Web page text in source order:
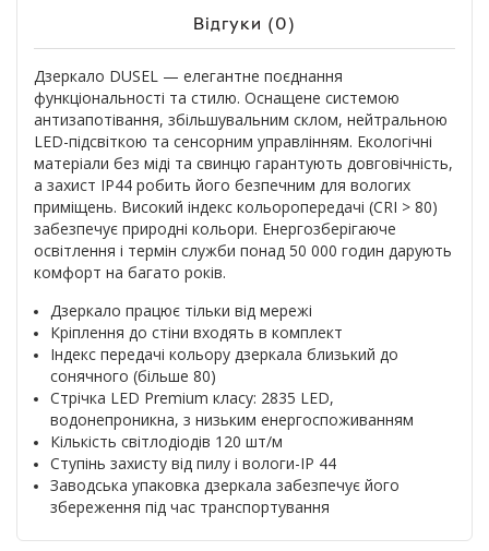
Відгуки (0)
Дзеркало DUSEL — елегантне поєднання
функціональності та стилю. Оснащене системою
антизапотівання, збільшувальним склом, нейтральною
LED-підсвіткою та сенсорним управлінням. Екологічні
матеріали без міді та свинцю гарантують довговічність,
а захист IP44 робить його безпечним для вологих
приміщень. Високий індекс кольоропередачі (CRI > 80)
забезпечує природні кольори. Енергозберігаюче
освітлення і термін служби понад 50 000 годин дарують
комфорт на багато років.
Дзеркало працює тільки від мережі
Кріплення до стіни входять в комплект
Індекс передачі кольору дзеркала близький до
сонячного (більше 80)
Стрічка LED Premium класу: 2835 LED,
водонепроникна, з низьким енергоспоживанням
Кількість світлодіодів 120 шт/м
Ступінь захисту від пилу і вологи-IP 44
Заводська упаковка дзеркала забезпечує його
збереження під час транспортування